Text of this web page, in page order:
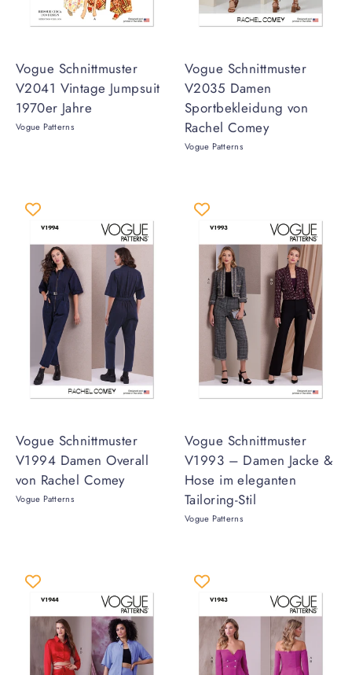
Vogue Schnittmuster
V2041 Vintage Jumpsuit
1970er Jahre
Vogue Patterns
Vogue Schnittmuster
V2035 Damen
Sportbekleidung von
Rachel Comey
Vogue Patterns
Vogue Schnittmuster
V1994 Damen Overall
von Rachel Comey
Vogue Patterns
Vogue Schnittmuster
V1993 – Damen Jacke &
Hose im eleganten
Tailoring-Stil
Vogue Patterns